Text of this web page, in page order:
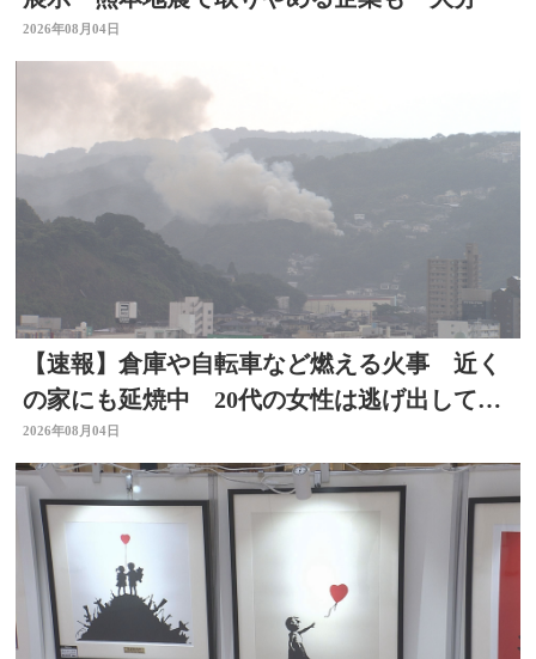
2026年08月04日
【速報】倉庫や自転車など燃える火事 近く
の家にも延焼中 20代の女性は逃げ出して無
事 大分
2026年08月04日